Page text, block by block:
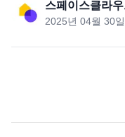
스페이스클라
2025년 04월 30일